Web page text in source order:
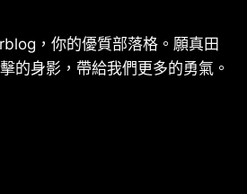
，你的優質部落格。願真田
的身影，帶給我們更多的勇氣。